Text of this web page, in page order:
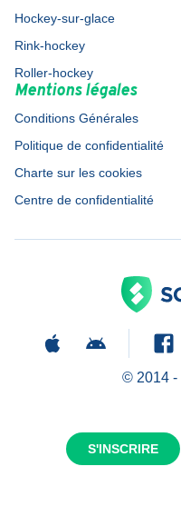
S'INSCRIRE
Hockey-sur-glace
Rink-hockey
Roller-hockey
Mentions légales
Conditions Générales
Politique de confidentialité
Charte sur les cookies
Centre de confidentialité
© 2014 -